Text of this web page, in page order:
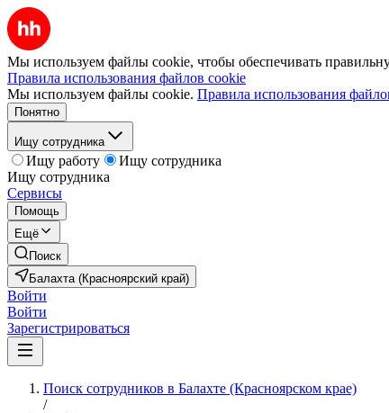
Мы используем файлы cookie, чтобы обеспечивать
Правила использования файлов cookie
Мы используем файлы cookie. Правила использования
Понятно
Ищу сотрудника
Ищу работу
Ищу сотрудника
Ищу сотрудника
Сервисы
Помощь
Ещё
Поиск
Балахта (Красноярский край)
Войти
Войти
Зарегистрироваться
Поиск сотрудников в Балахте (Красноярском крае)
/